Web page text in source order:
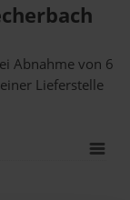
Abnahmevon 6
Lieferstelle